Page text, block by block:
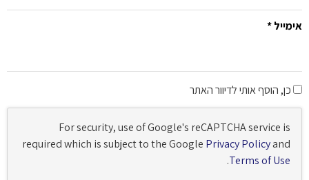
*
הוסף אותי לדיוור האתר
For security, use of Google's reCAPTCHA service
required which is subject to the GooglePrivacy Policy
Terms of
.